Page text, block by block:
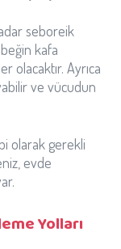
seboreik
kafa
olacaktır. Ayrıca
ve vücudun
olarak gerekli
evde
Yolları